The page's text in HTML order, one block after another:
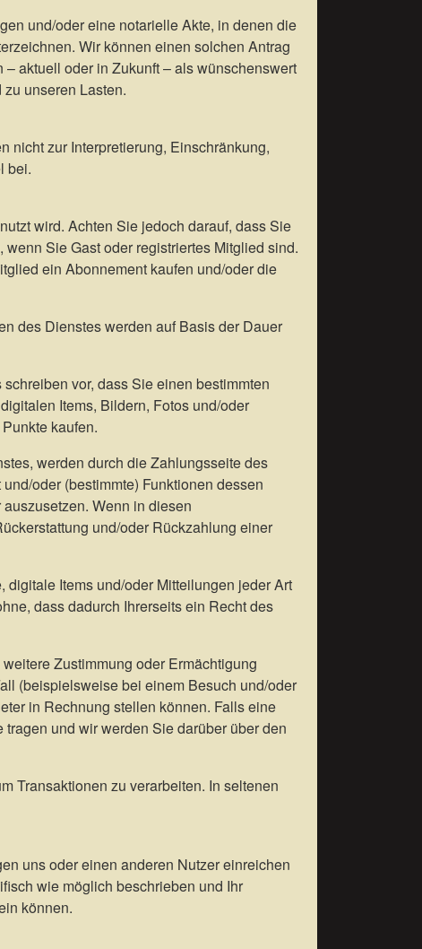
und/oder eine notarielle Akte, in denen die
Wir können einen solchen Antrag
aktuell oder in Zukunft – als wünschenswert
unseren Lasten.
nicht zur Interpretierung, Einschränkung,
bei.
wird. Achten Sie jedoch darauf, dass Sie
Sie Gast oder registriertes Mitglied sind.
ein Abonnement kaufen und/oder die
des Dienstes werden auf Basis der Dauer
vor, dass Sie einen bestimmten
Items, Bildern, Fotos und/oder
kaufen.
werden durch die Zahlungsseite des
oder (bestimmte) Funktionen dessen
Wenn in diesen
und/oder Rückzahlung einer
Items und/oder Mitteilungen jeder Art
dass dadurch Ihrerseits ein Recht des
Zustimmung oder Ermächtigung
(beispielsweise bei einem Besuch und/oder
in Rechnung stellen können. Falls eine
und wir werden Sie darüber über den
Transaktionen zu verarbeiten. In seltenen
uns oder einen anderen Nutzer einreichen
wie möglich beschrieben und Ihr
können.